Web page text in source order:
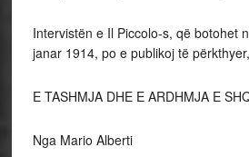
Intervistën e Il Piccolo-s, që botohet
janar 1914, po e publikoj të
E TASHMJA DHE E ARDHMJA E
Nga Mario Alberti